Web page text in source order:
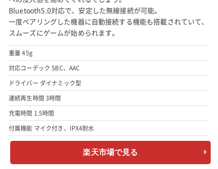
Bluetooth5.0対応で、安定した無線接続が可能。
一度ペアリングした機器に自動接続する機能も搭載されていて、
スムーズにゲームが始められます。
重量 45g
対応コーデック SBC、AAC
ドライバー ダイナミック型
連続再生時間 3時間
充電時間 1.5時間
付属機能 マイク付き、IPX4耐水
楽天市場で見る